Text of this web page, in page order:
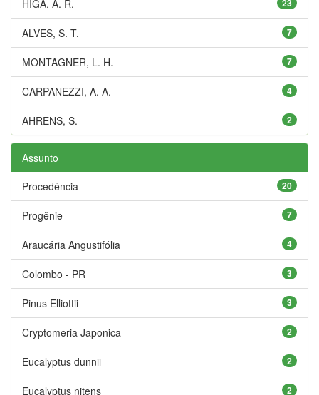
HIGA, A. R.
7
ALVES, S. T.
7
MONTAGNER, L. H.
4
CARPANEZZI, A. A.
2
AHRENS, S.
Assunto
20
Procedência
7
Progênie
4
Araucária Angustifólia
3
Colombo - PR
3
Pinus Elliottii
2
Cryptomeria Japonica
2
Eucalyptus dunnii
2
Eucalyptus nitens